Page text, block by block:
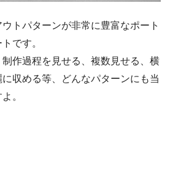
トパターンが非常に豊富なポート
です。
作過程を見せる、複数見せる、横
収める等、どんなパターンにも当
。